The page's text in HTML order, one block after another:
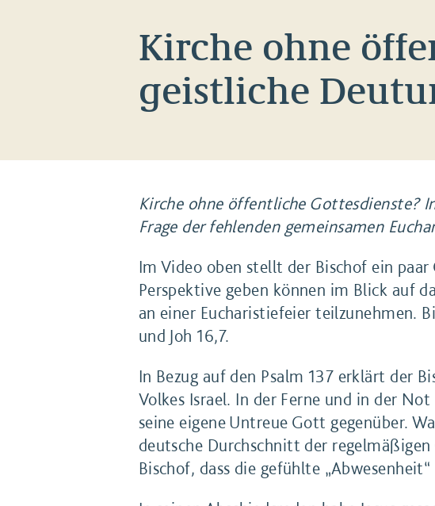
Kirche ohne
geistliche
Kirche ohne öffentliche Gottesdienste?
Frage der fehlenden gemeinsamen
Im Video oben stellt der Bischof ein
Perspektive geben können im Blick auf
an einer Eucharistiefeier teilzunehmen.
und Joh 16,7.
In Bezug auf den Psalm 137 erklärt der
Volkes Israel. In der Ferne und in der
seine eigene Untreue Gott gegenüber.
deutsche Durchschnitt der
Bischof, dass die gefühlte